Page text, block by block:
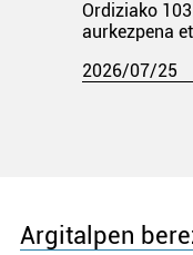
Ordiziako
aurkezpena
2026/07/25
Argitalpen